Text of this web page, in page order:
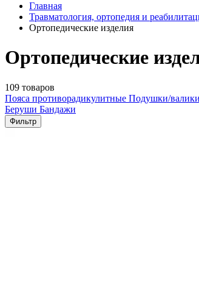
Главная
Травматология, ортопедия и
Ортопедические изделия
Ортопедические
109 товаров
Пояса противорадикулитные Подушки/
Беруши Бандажи
Фильтр